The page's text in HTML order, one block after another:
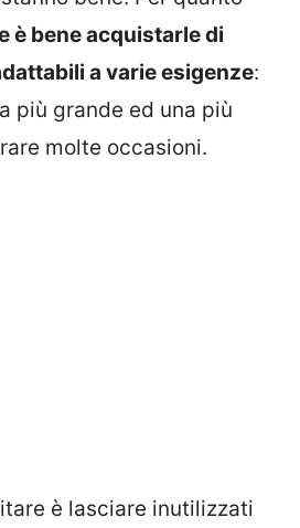
è bene acquistarle di
a varie esigenze:
più grande ed una più
molte occasioni.
è lasciare inutilizzati